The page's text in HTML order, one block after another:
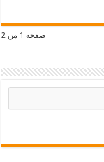
صفحة 1 من 2